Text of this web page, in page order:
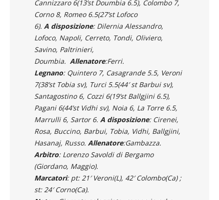
Corno 8, Romeo 6.5(27’st Lofoco
6).A disposizione: Dilernia Alessandro,
Lofoco, Napoli, Cerreto, Tondi, Oliviero,
Savino, Paltrinieri,
Doumbia.Allenatore
Legnano: Quintero 7, Casagrande 5.5, Veroni
7(38’st Tobia sv), Turci 5.5(44′ st Barbui sv),
Santagostino 6, Cozzi 6(19’st Ballgjini 6.5),
Pagani 6(44’st Vidhi sv), Noia 6, La Torre 6.5,
Marrulli 6, Sartor 6.A disposizione: Cirenei,
Rosa, Buccino, Barbui, Tobia, Vidhi, Ballgjini,
Hasanaj, Russo.Allenatore:Gambazza.
Arbitro: Lorenzo Savoldi di Bergamo
(Giordano, Maggio).
Marcatori: pt: 21′ Veroni(L), 42′ Colombo(Ca) ;
st: 24′ Corno(Ca).
Note– Giornata soleggiata, campo in erba